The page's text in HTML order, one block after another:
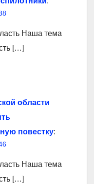
Наша тема
[…]
области
повестку:
Наша тема
[…]